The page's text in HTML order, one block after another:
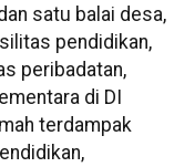
satu balai desa,
pendidikan,
peribadatan,
di DI
terdampak